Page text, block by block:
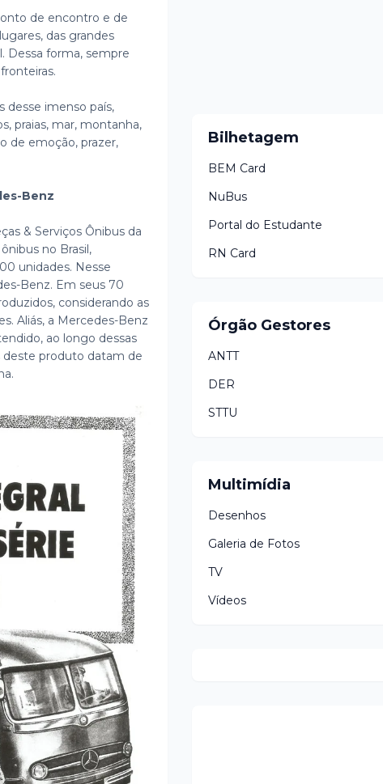
de encontro e de
das grandes
Dessa forma, sempre
desse imenso país,
praias, mar, montanha,
de emoção, prazer,
Benz
& Serviços Ônibus da
no Brasil,
unidades. Nesse
Benz. Em seus 70
considerando as
Aliás, a Mercedes-Benz
ao longo dessas
deste produto datam de
Bilhetagem
BEM Card
NuBus
Portal do Estudante
RN Card
Órgão Gestores
ANTT
DER
STTU
Multimídia
Desenhos
Galeria de Fotos
TV
Vídeos